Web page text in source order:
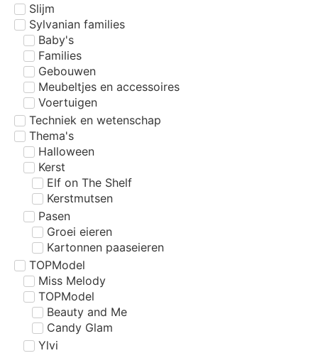
Slijm
Sylvanian families
Baby's
Families
Gebouwen
Meubeltjes en accessoires
Voertuigen
Techniek en wetenschap
Thema's
Halloween
Kerst
Elf on The Shelf
Kerstmutsen
Pasen
Groei eieren
Kartonnen paaseieren
TOPModel
Miss Melody
TOPModel
Beauty and Me
Candy Glam
Ylvi